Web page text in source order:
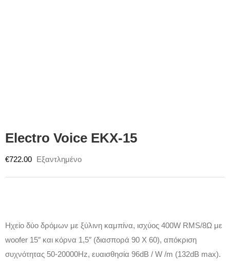
Electro Voice EKX-15
€722.00 Εξαντλημένο
Ηχείο δύο δρόμων με ξύλινη καμπίνα, ισχύος 400W RMS/8Ω με
woofer 15″ και κόρνα 1,5″ (διασπορά 90 X 60), απόκριση
συχνότητας 50-20000Hz, ευαισθησία 96dB / W /m (132dB max).